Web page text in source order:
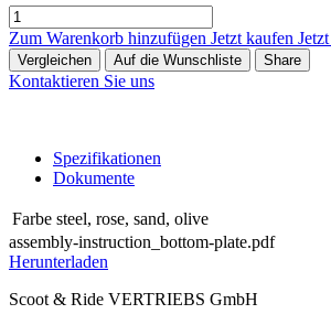
Zum Warenkorb hinzufügen Jetzt kaufen
Vergleichen Auf die Wunschliste Share
Kontaktieren Sie uns
Spezifikationen
Dokumente
Farbe steel, rose, sand, olive
assembly-instruction_bottom-plate.pdf
Herunterladen
Scoot & Ride VERTRIEBS GmbH